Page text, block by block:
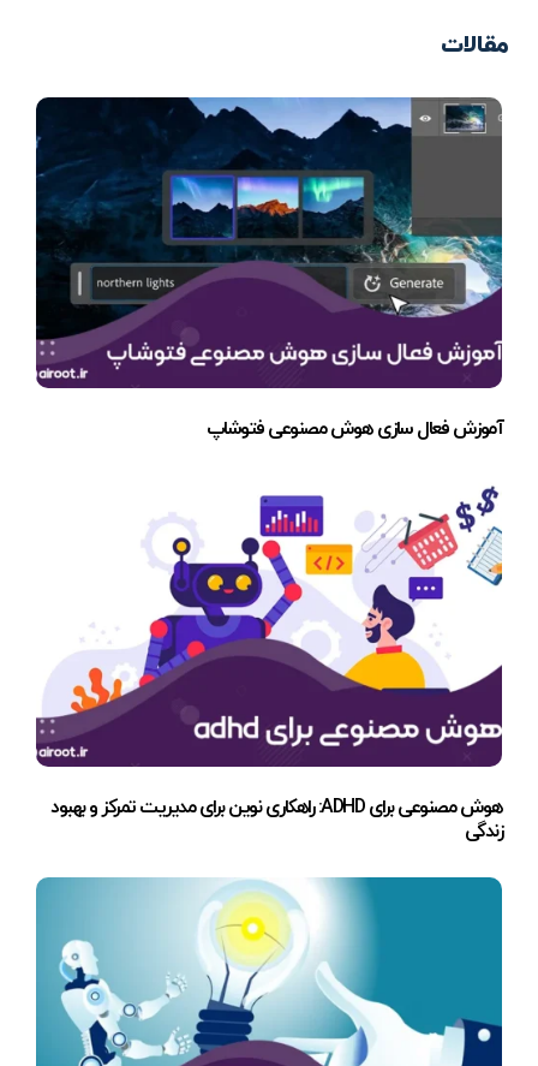
مقالات
آموزش فعال سازی هوش مصنوعی فتوشاپ
هوش مصنوعی برای ADHD: راهکاری نوین برای مدیریت تمرکز و بهبود
زندگی